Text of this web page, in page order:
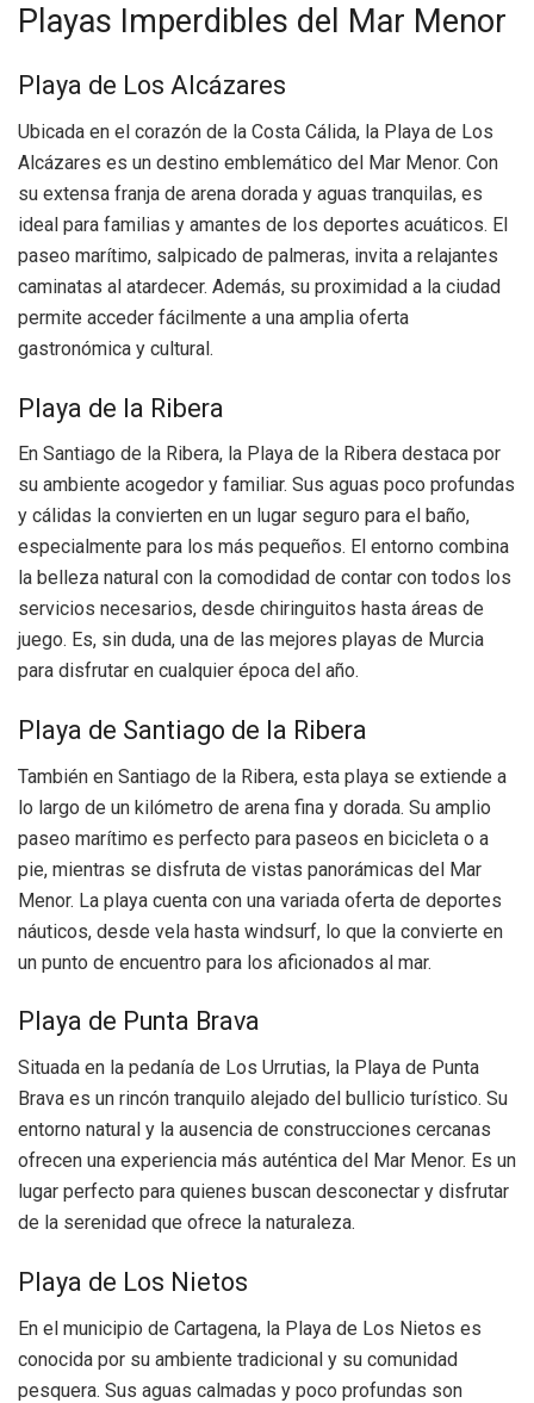
Playas Imperdibles del Mar Menor
Playa de Los Alcázares
Ubicada en el corazón de la Costa Cálida, la Playa de Los
Alcázares es un destino emblemático del Mar Menor. Con
su extensa franja de arena dorada y aguas tranquilas, es
ideal para familias y amantes de los deportes acuáticos. El
paseo marítimo, salpicado de palmeras, invita a relajantes
caminatas al atardecer. Además, su proximidad a la ciudad
permite acceder fácilmente a una amplia oferta
gastronómica y cultural.
Playa de la Ribera
En Santiago de la Ribera, la Playa de la Ribera destaca por
su ambiente acogedor y familiar. Sus aguas poco profundas
y cálidas la convierten en un lugar seguro para el baño,
especialmente para los más pequeños. El entorno combina
la belleza natural con la comodidad de contar con todos los
servicios necesarios, desde chiringuitos hasta áreas de
juego. Es, sin duda, una de las mejores playas de Murcia
para disfrutar en cualquier época del año.
Playa de Santiago de la Ribera
También en Santiago de la Ribera, esta playa se extiende a
lo largo de un kilómetro de arena fina y dorada. Su amplio
paseo marítimo es perfecto para paseos en bicicleta o a
pie, mientras se disfruta de vistas panorámicas del Mar
Menor. La playa cuenta con una variada oferta de deportes
náuticos, desde vela hasta windsurf, lo que la convierte en
un punto de encuentro para los aficionados al mar.
Playa de Punta Brava
Situada en la pedanía de Los Urrutias, la Playa de Punta
Brava es un rincón tranquilo alejado del bullicio turístico. Su
entorno natural y la ausencia de construcciones cercanas
ofrecen una experiencia más auténtica del Mar Menor. Es un
lugar perfecto para quienes buscan desconectar y disfrutar
de la serenidad que ofrece la naturaleza.
Playa de Los Nietos
En el municipio de Cartagena, la Playa de Los Nietos es
conocida por su ambiente tradicional y su comunidad
pesquera. Sus aguas calmadas y poco profundas son